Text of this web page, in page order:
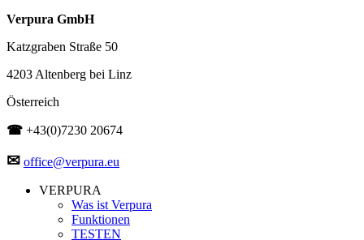
Verpura GmbH
Katzgraben Straße 50
4203 Altenberg bei Linz
Österreich
☎ +43(0)7230 20674
✉ office@verpura.eu
VERPURA
Was ist Verpura
Funktionen
TESTEN